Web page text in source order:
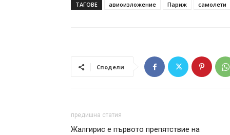
ТАГОВЕ авиоизложение Париж самолети
Сподели
предишна статия
Жалгирис е първото препятствие на